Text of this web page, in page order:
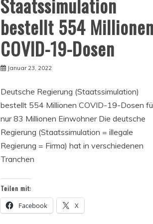
bestellt 554
COVID-19-Dosen
Januar 23, 2022
Deutsche Regierung (Staatssimulation)
bestellt 554 Millionen COVID-19-Dosen
nur 83 Millionen Einwohner Die deutsche
Regierung (Staatssimulation = illegale
Regierung = Firma) hat in verschiedenen
Tranchen
Teilen mit:
Facebook X